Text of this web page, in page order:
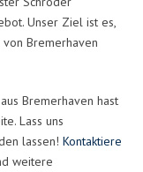
Unser Ziel ist es,
Bremerhaven
Bremerhaven hast
Lass uns
lassen! Kontaktiere
weitere